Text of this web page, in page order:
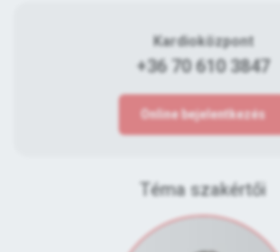
Kardioközpont
+36 70 610 3847
Online bejelentkezés
Téma szakértői